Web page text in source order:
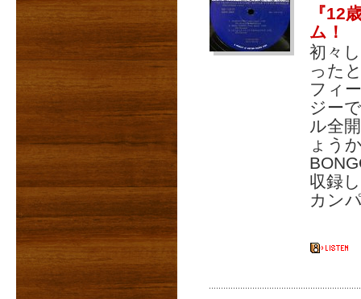
『12
ム！
初々
った
フィ
ジー
ル全
ょう
収録
カン